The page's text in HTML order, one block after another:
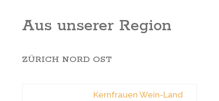
Aus unserer Region
ZÜRICH NORD OST
Kernfrauen Wein-Land